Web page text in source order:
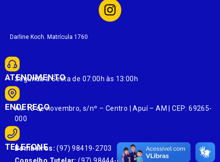
Darline Koch. Matrícula 1760
ATENDIMENTO
Segunda à Sexta de 07:00h às 13:00h
ENDEREÇO
Av. 13 de novembro, s/nº – Centro | Apuí – AM | CEP: 69265-
000
TELEFONE
Bombeiros: (97) 98419-2703
Conselho Tutelar: (97) 98444-6303